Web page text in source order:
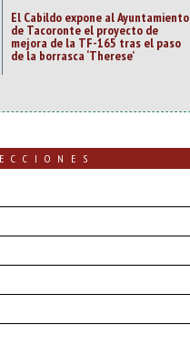
El Cabildo expone al Ayuntamiento
de Tacoronte el proyecto de
mejora de la TF-165 tras el paso
de la borrasca ‘Therese’